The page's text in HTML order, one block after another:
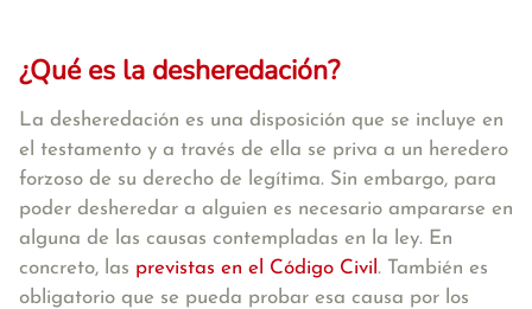
¿Qué es la desheredación?
La desheredación es una disposición que se incluye en
el testamento y a través de ella se priva a un heredero
forzoso de su derecho de legítima. Sin embargo, para
poder desheredar a alguien es necesario ampararse en
alguna de las causas contempladas en la ley. En
concreto, las previstas en el Código Civil . También es
obligatorio que se pueda probar esa causa por los